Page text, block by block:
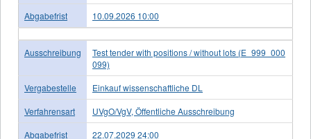
Abgabefrist
10.09.2026 10:00
Ausschreibung
Test tender with positions / without lots (E_999_000
099)
Vergabestelle
Einkauf wissenschaftliche DL
Verfahrensart
UVgO/VgV, Öffentliche Ausschreibung
Abgabefrist
22.07.2029 24:00